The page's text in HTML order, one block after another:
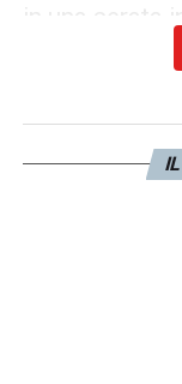
in una serata
in tribuna ad
della stagione
molto di più